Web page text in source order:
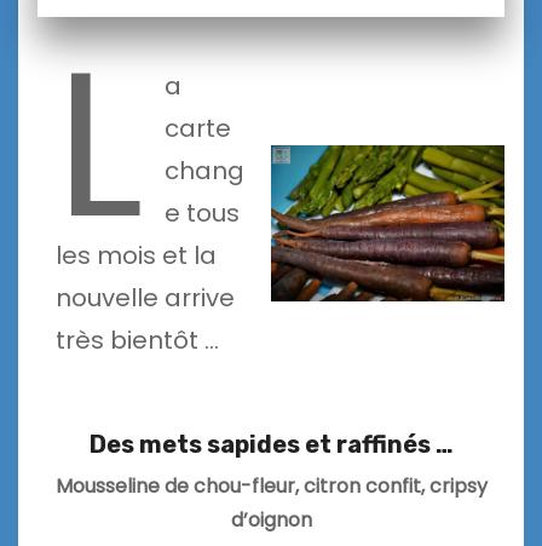
L
a
carte
chang
e tous
les mois et la
nouvelle arrive
très bientôt …
Des mets sapides et raffinés …
Mousseline de chou-fleur, citron confit, cripsy
d’oignon